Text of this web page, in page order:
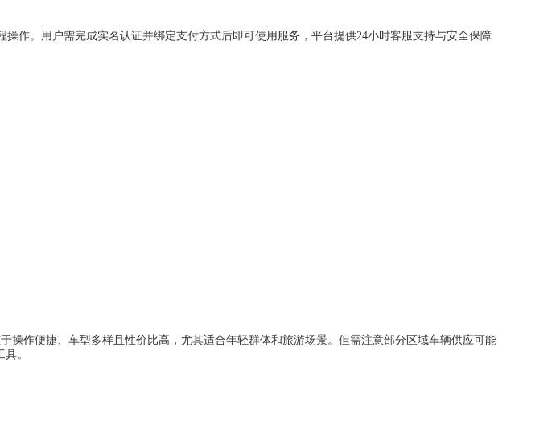
作。用户需完成实名认证并绑定支付方式后即可使用服务，平台提供24小时客服支持与安全保障
操作便捷、车型多样且性价比高，尤其适合年轻群体和旅游场景。但需注意部分区域车辆供应可能
。